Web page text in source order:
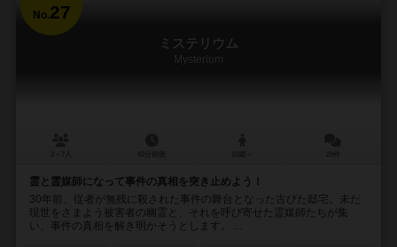
No.27
ミステリウム
Mysterium
霊と霊媒師になって事件の真相を突き止めよう！
30年前、従者が無残に殺された事件の舞台となった古びた邸宅。未だ
現世をさまよう被害者の幽霊と、それを呼び寄せた霊媒師たちが集
い、事件の真相を解き明かそうとします。 ...